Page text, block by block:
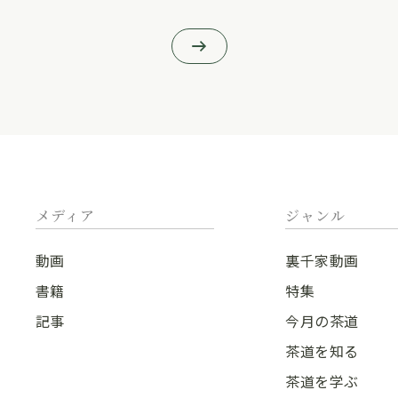
メディア
動画
書籍
記事
ジャンル
裏千家動画
特集
今月の茶道
茶道を知る
茶道を学ぶ